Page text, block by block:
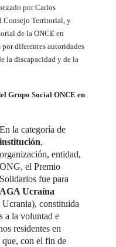
por Carlos
Consejo Territorial, y
de la ONCE en
diferentes autoridades
la discapacidad y de la
Grupo Social ONCE en
En la categoría de
institución,
organización, entidad,
ONG, el Premio
Solidarios fue para
AGA Ucraína
constituida
a la voluntad e
residentes en
con el fin de